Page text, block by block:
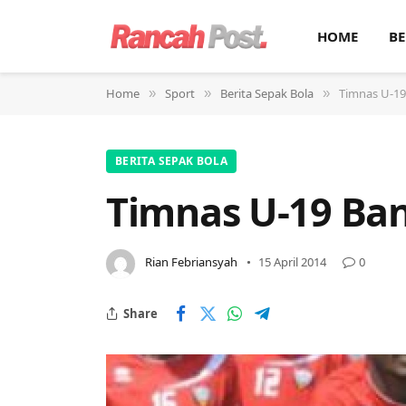
HOME
Home » Sport » Berita Sepak Bola » Timnas U-
BERITA SEPAK BOLA
Timnas U-19
Rian Febriansyah 15 April 2014 0
Share